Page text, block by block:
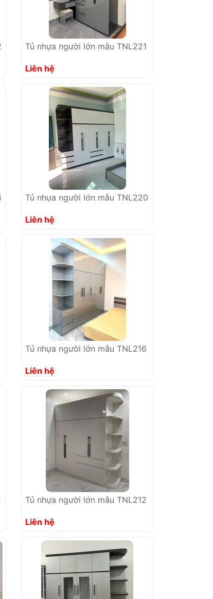
Tủ nhựa người lớn mẫu TNL221
Liên hệ
Tủ nhựa người lớn mẫu TNL220
Liên hệ
Tủ nhựa người lớn mẫu TNL216
Liên hệ
Tủ nhựa người lớn mẫu TNL212
Liên hệ